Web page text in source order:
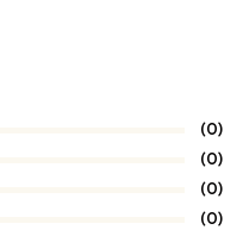
(0)
(0)
(0)
(0)